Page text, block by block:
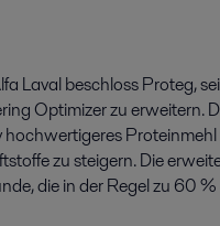
Laval beschloss Proteg,
Optimizer zu erweitern.
zu steigern. Die
die in der Regel zu 60